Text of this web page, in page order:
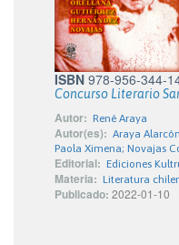
ISBN 978-956-344-
Concurso Literario
Autor: René Araya
Autor(es): Araya
Paola Ximena; Novajas
Editorial: Ediciones
Materia: Literatura
Publicado: 2022-01-10